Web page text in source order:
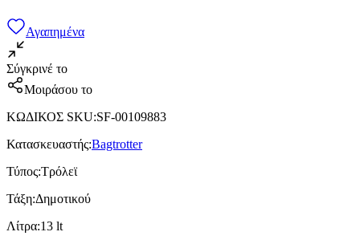
Αγαπημένα
Σύγκρινέ το
Μοιράσου το
ΚΩΔΙΚΟΣ SKU:SF-00109883
Κατασκευαστής:Bagtrotter
Τύπος:Τρόλεϊ
Τάξη:Δημοτικού
Λίτρα:13 lt